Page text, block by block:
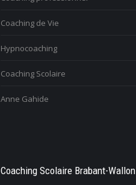
Coaching de Vie
Hypnocoaching
Coaching Scolaire
Anne Gahide
Coaching Scolaire Brabant-Wallon